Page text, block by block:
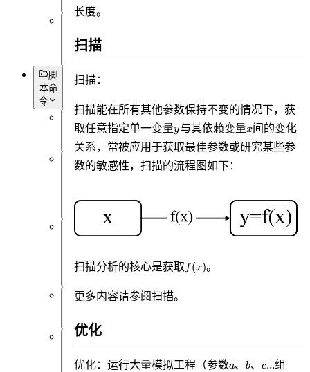
录
脚
本命
令
概
述
数
设
据
长度。
扫描
扫描：
扫描能在所有其他参数保持不变的情况下，获
取任意指定单一变量y
y与其依赖变量x
x间的变化
关系，常被应用于获取最佳参数或研究某些参
数的敏感性，扫描的流程图如下：
扫描分析的核心是获取 f(x)
f(x)。
更多内容请参阅扫描。
优化
优化：运行大量模拟工程（参数a
a、b
b、c
c...组